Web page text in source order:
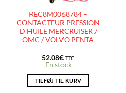
REC8M0068784 –
CONTACTEUR PRESSION
D’HUILE MERCRUISER /
OMC / VOLVO PENTA
52.08€ TTC
En stock
TILFØJ TIL KURV